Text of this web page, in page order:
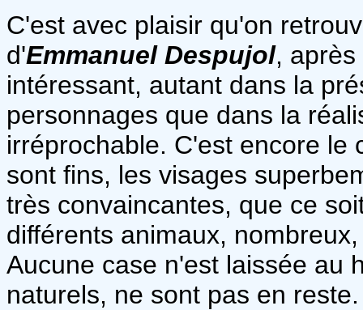
C'est avec plaisir qu'on
d'Emmanuel Despujol, après
intéressant, autant dans la
personnages que dans la
irréprochable. C'est encore le
sont fins, les visages
très convaincantes, que ce
différents animaux,
Aucune case n'est laissée au
naturels, ne sont pas en reste.